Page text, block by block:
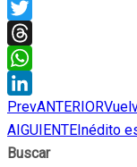
X
Twitter
Threads
WhatsApp
LinkedIn
PrevANTERIOR
AIGUIENTE Inédito
Buscar